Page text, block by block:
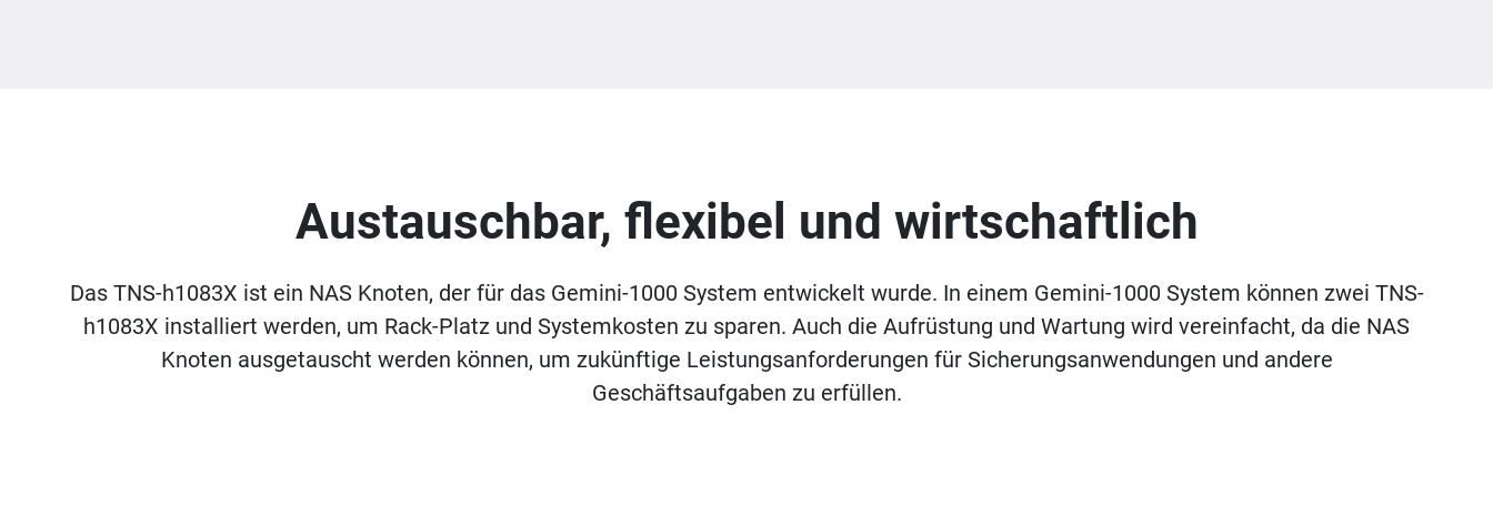
Austauschbar, flexibel und wirtschaftlich
Das TNS-h1083X ist ein NAS Knoten, der für das Gemini-1000 System entwickelt wurde. In einem Gemini-1000 System können zwei TNS-
h1083X installiert werden, um Rack-Platz und Systemkosten zu sparen. Auch die Aufrüstung und Wartung wird vereinfacht, da die NAS
Knoten ausgetauscht werden können, um zukünftige Leistungsanforderungen für Sicherungsanwendungen und andere
Geschäftsaufgaben zu erfüllen.